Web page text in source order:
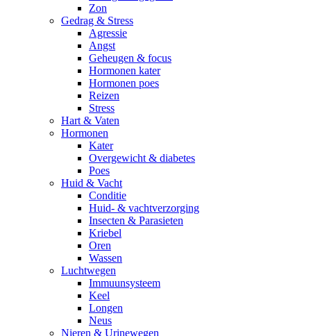
Zon
Gedrag & Stress
Agressie
Angst
Geheugen & focus
Hormonen kater
Hormonen poes
Reizen
Stress
Hart & Vaten
Hormonen
Kater
Overgewicht & diabetes
Poes
Huid & Vacht
Conditie
Huid- & vachtverzorging
Insecten & Parasieten
Kriebel
Oren
Wassen
Luchtwegen
Immuunsysteem
Keel
Longen
Neus
Nieren & Urinewegen